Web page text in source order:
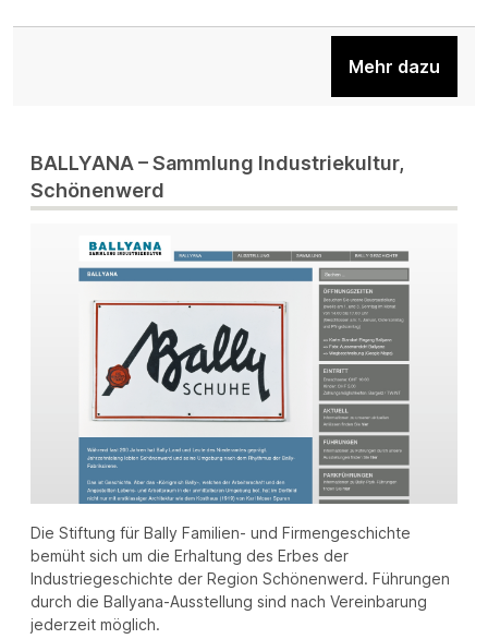
Mehr dazu
BALLYANA – Sammlung Industriekultur,
Schönenwerd
Die Stiftung für Bally Familien- und Firmengeschichte
bemüht sich um die Erhaltung des Erbes der
Industriegeschichte der Region Schönenwerd. Führungen
durch die Ballyana-Ausstellung sind nach Vereinbarung
jederzeit möglich.